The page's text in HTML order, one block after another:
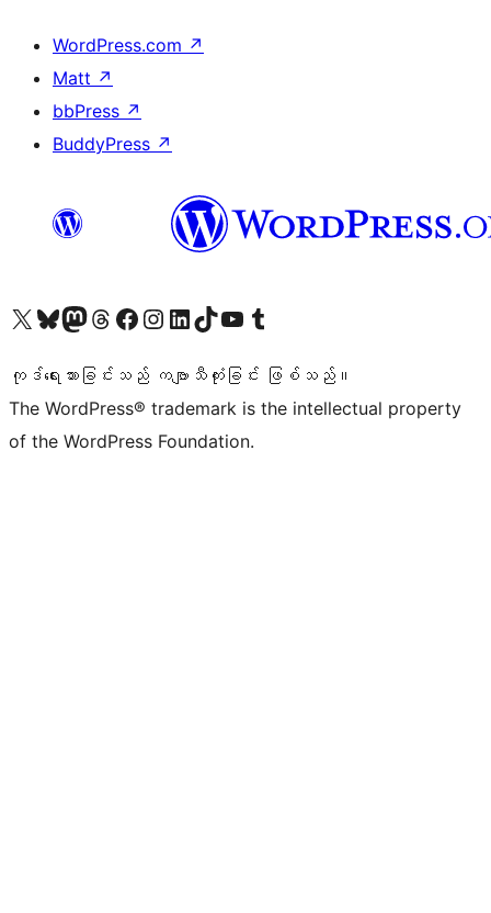
WordPress.com ↗
Matt ↗
bbPress ↗
BuddyPress ↗
ကျွန်ုပ်တို့၏ X (ယခင် Twitter) အကောင့်သို့ သွားရောက်ကြည့်ရှုပါကျွန်ုပ်တို့၏ Bluesky အကောင့်သို့ ဝင်ရောက်ကြည့်ရှုရန်
ကျွန်ုပ်တို့၏ Mastodon အကောင့်သို့ သွားရောက်ကြည့်ရှုပါကျွန်ုပ်တို့၏ Threads အကောင့်သို့ ဝင်ရောက်ကြည့်ရှုရန်
ကျွန်ုပ်တို့၏ Facebook စာမျက်နှာသို့ သွားရောက်ကြည့်ရှုပါကျွန်ုပ်တို့၏ Instagram အကောင့်သို့ သွားရောက်ကြည့်ရှုပါ ကျွန်ုပ်တို့၏ LinkedIn အကောင့်သို့ သွားရောက်ကြည့်ရှုပါကျွန်ုပ်တို့၏ TikTok အကောင့်သို့ ဝင်ရောက်ကြည့်ရှုရန်
ကျွန်ုပ်တို့၏ YouTube ချန်နယ်သို့ သွားရောက်ကြည့်ရှုပါ ကျွန်ုပ်တို့၏ Tumblr အကောင့်သို့ ဝင်ရောက်ကြည့်ရှုရန်
ကုဒ်ရေးသားခြင်းသည် ကဗျာသီကုံးခြင်း ဖြစ်သည်။
The WordPress® trademark is the intellectual property
of the WordPress Foundation.